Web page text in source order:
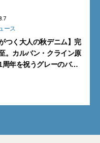
ース
がつく大人の秋デニム】完
。カルバン・クライン原
周年を祝うグレーのバ